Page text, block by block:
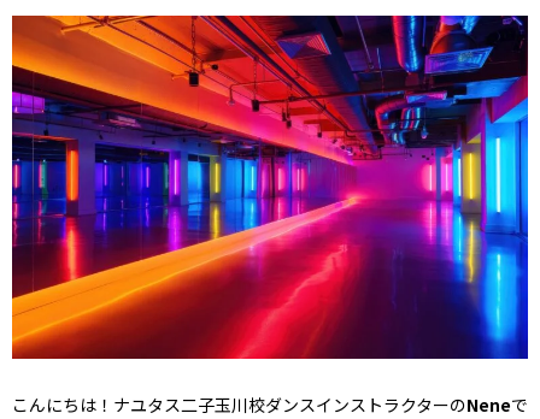
こんにちは！ナユタス二子玉川校ダンスインストラクターのNeneで